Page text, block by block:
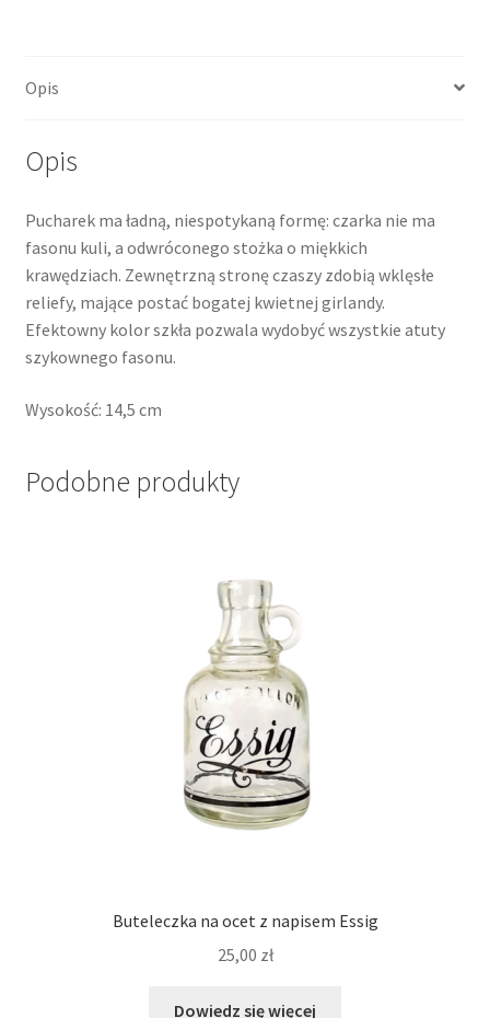
Opis
Opis
Pucharek ma ładną, niespotykaną formę: czarka nie ma
fasonu kuli, a odwróconego stożka o miękkich
krawędziach. Zewnętrzną stronę czaszy zdobią wklęsłe
reliefy, mające postać bogatej kwietnej girlandy.
Efektowny kolor szkła pozwala wydobyć wszystkie atuty
szykownego fasonu.
Wysokość: 14,5 cm
Podobne produkty
Buteleczka na ocet z napisem Essig
25,00 zł
Dowiedz się więcej